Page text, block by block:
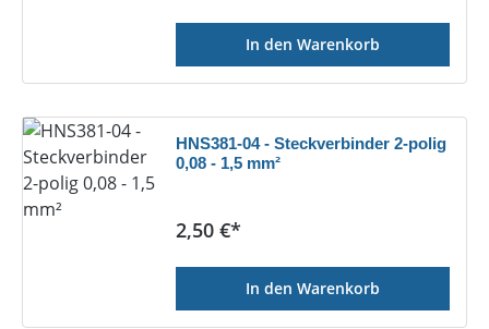
In den Warenkorb
HNS381-04 - Steckverbinder 2-polig
0,08 - 1,5 mm²
Regulärer Preis:
2,50 €*
In den Warenkorb